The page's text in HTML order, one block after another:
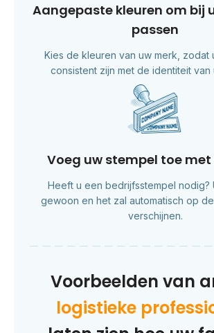
Aangepaste kleuren om bij
passen
Kies de kleuren van uw merk, zodat
consistent zijn met de identiteit van
Voeg uw stempel toe met
Heeft u een bedrijfsstempel nodig?
gewoon en het zal automatisch op
verschijnen.
Voorbeelden van
logistieke